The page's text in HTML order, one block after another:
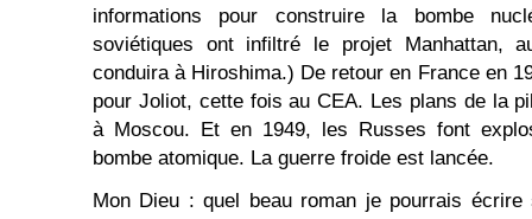
informations pour construire la bombe
soviétiques ont infiltré le projet Manhattan,
conduira à Hiroshima.) De retour en France en
pour Joliot, cette fois au CEA. Les plans de la
à Moscou. Et en 1949, les Russes font
bombe atomique. La guerre froide est lancée.
Mon Dieu : quel beau roman je pourrais